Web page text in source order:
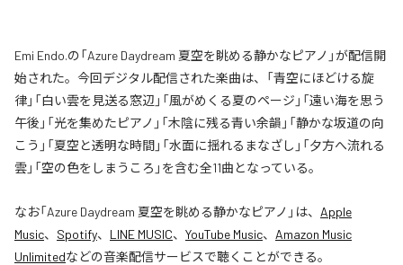
Emi Endo.の「Azure Daydream 夏空を眺める静かなピアノ」が配信開
始された。今回デジタル配信された楽曲は、「青空にほどける旋
律」「白い雲を見送る窓辺」「風がめくる夏のページ」「遠い海を思う
午後」「光を集めたピアノ」「木陰に残る青い余韻」「静かな坂道の向
こう」「夏空と透明な時間」「水面に揺れるまなざし」「夕方へ流れる
雲」「空の色をしまうころ」を含む全11曲となっている。
なお「Azure Daydream 夏空を眺める静かなピアノ 」は、 Apple
Music、 Spotify、 LINE MUSIC、 YouTube Music、 Amazon Music
Unlimitedなどの音楽配信サービスで聴くことができる。